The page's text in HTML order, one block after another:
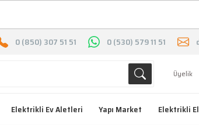
0 (850) 307 51 51 0 (530) 579 11 51
Üyelik
Elektrikli Ev Aletleri Yapı Market Elektrikli